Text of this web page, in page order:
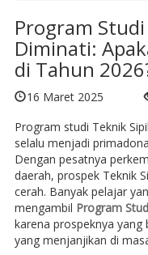
Program
Diminati:
di Tahun
16 Maret 2025
Program studi Teknik
selalu menjadi
Dengan pesatnya
daerah, prospek Teknik
cerah. Banyak pelajar
mengambil Program
karena prospeknya
yang menjanjikan di